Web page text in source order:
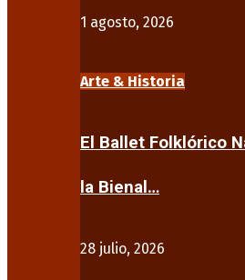
1 agosto, 2026
Arte & Historia
El Ballet Folklórico
la Bienal…
28 julio, 2026